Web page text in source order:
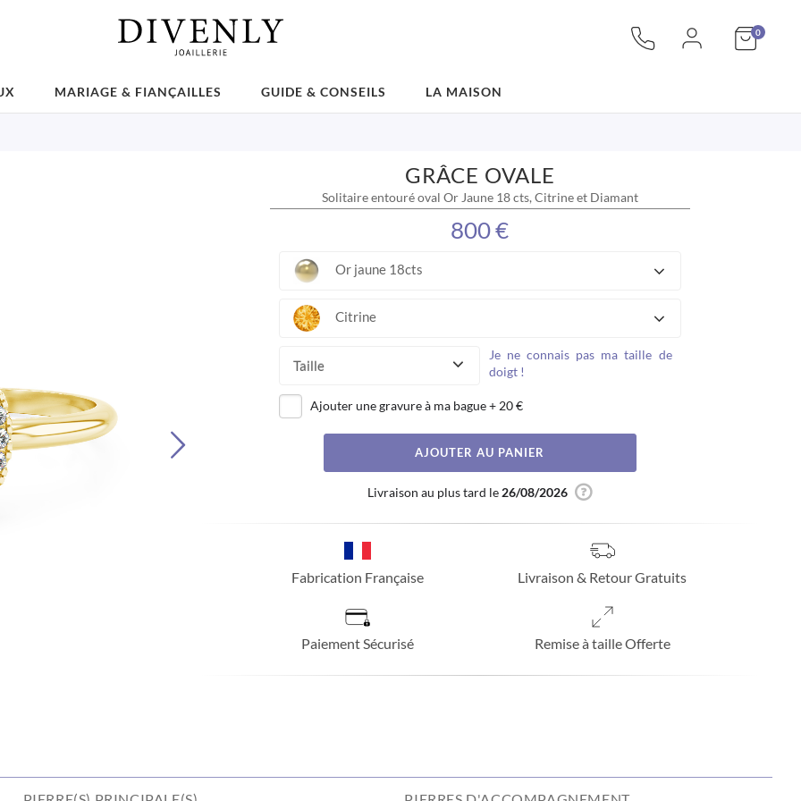
Mon
0articles
MARIAGE & FIANÇAILLES GUIDE & CONSEILS LA MAISON
GRÂCE OVALE
Solitaire entouré oval Or Jaune 18 cts, Citrine et Diamant
800 €
Or jaune 18cts
Citrine
Taille
Je ne connais pas ma taille de
doigt !
Ajouter une gravure à ma bague+ 20 €
AJOUTER AU PANIER
Livraison au plus tard le 26/08/2026
Fabrication Française Livraison & Retour Gratuits
Paiement Sécurisé Remise à taille Offerte